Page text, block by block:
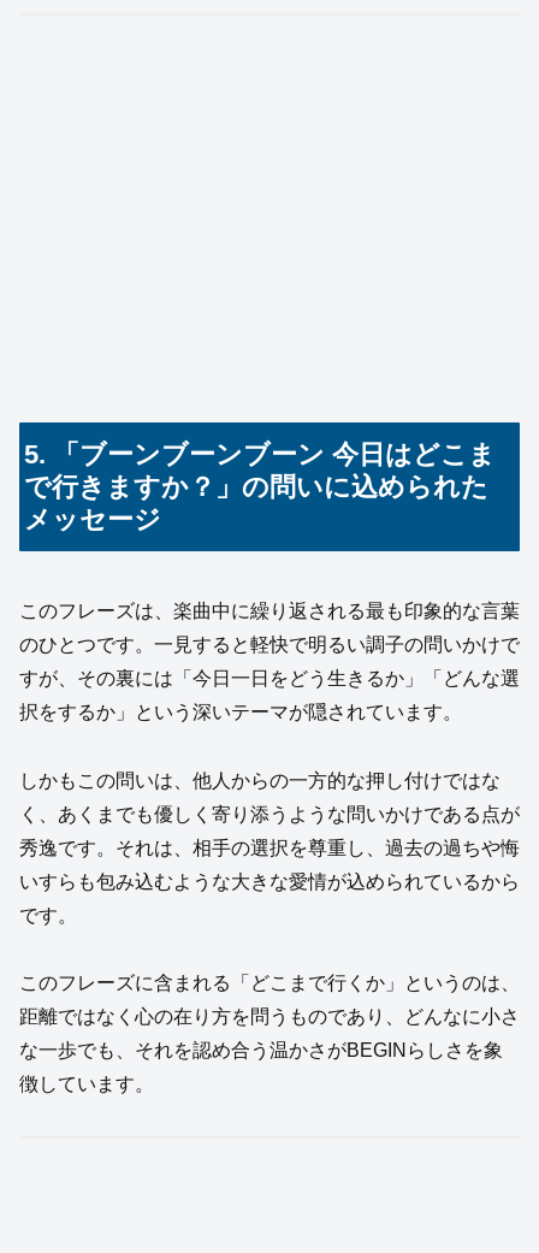
5. 「ブーンブーンブーン 今日はどこま
で行きますか？」の問いに込められた
メッセージ
このフレーズは、楽曲中に繰り返される最も印象的な言葉
のひとつです。一見すると軽快で明るい調子の問いかけで
すが、その裏には「今日一日をどう生きるか」「どんな選
択をするか」という深いテーマが隠されています。
しかもこの問いは、他人からの一方的な押し付けではな
く、あくまでも優しく寄り添うような問いかけである点が
秀逸です。それは、相手の選択を尊重し、過去の過ちや悔
いすらも包み込むような大きな愛情が込められているから
です。
このフレーズに含まれる「どこまで行くか」というのは、
距離ではなく心の在り方を問うものであり、どんなに小さ
な一歩でも、それを認め合う温かさがBEGINらしさを象
徴しています。